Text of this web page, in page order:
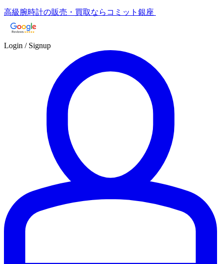
高級腕時計の販売・買取ならコミット銀座
Login / Signup